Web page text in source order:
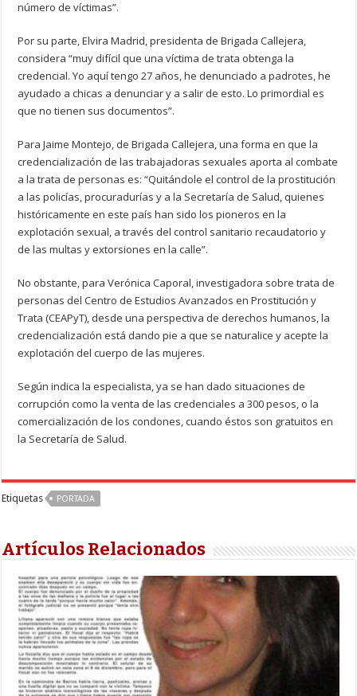
número de víctimas”.
Por su parte, Elvira Madrid, presidenta de Brigada Callejera,
considera “muy difícil que una víctima de trata obtenga la
credencial. Yo aquí tengo 27 años, he denunciado a padrotes, he
ayudado a chicas a denunciar y a salir de esto. Lo primordial es
que no tienen sus documentos”.
Para Jaime Montejo, de Brigada Callejera, una forma en que la
credencialización de las trabajadoras sexuales aporta al combate
a la trata de personas es: “Quitándole el control de la prostitución
a las policías, procuradurías y a la Secretaría de Salud, quienes
históricamente en este país han sido los pioneros en la
explotación sexual, a través del control sanitario recaudatorio y
de las multas y extorsiones en la calle”.
No obstante, para Verónica Caporal, investigadora sobre trata de
personas del Centro de Estudios Avanzados en Prostitución y
Trata (CEAPyT), desde una perspectiva de derechos humanos, la
credencialización está dando pie a que se naturalice y acepte la
explotación del cuerpo de las mujeres.
Según indica la especialista, ya se han dado situaciones de
corrupción como la venta de las credenciales a 300 pesos, o la
comercialización de los condones, cuando éstos son gratuitos en
la Secretaría de Salud.
Etiquetas PORTADA
Artículos Relacionados